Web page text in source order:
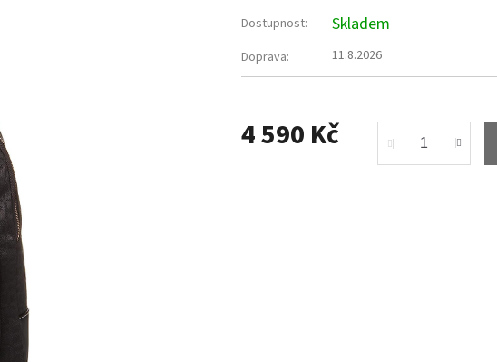
4 590 Kč
Dostupnost: Skladem
Doprava: 11.8.2026